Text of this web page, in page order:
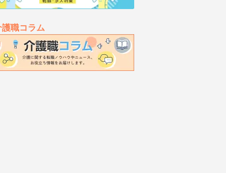
護職コラム